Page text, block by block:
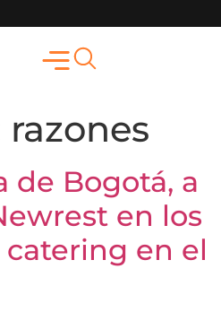
razones
de Bogotá, a
en los
en el